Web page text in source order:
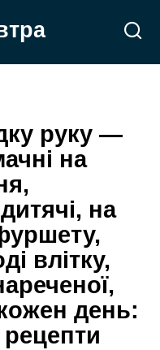
руку —
на
на
влітку,
день: